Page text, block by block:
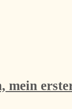
mein